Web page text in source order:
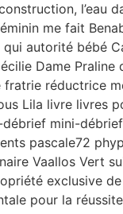
l’eau
me fait
autorité bébé
Dame Praline
fratrie réductrice
Lila livre livres
mini-
pascale72
Vaallos Vert
exclusive
pour la